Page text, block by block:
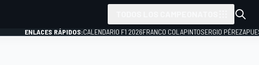
ENLACES RÁPIDOS:CALENDARIO F1 2026FRANCO COLAPINTOSERGIO PÉREZ